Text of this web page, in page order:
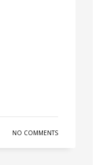
NO COMMENTS